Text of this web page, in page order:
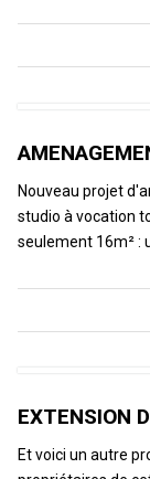
Nouveau projet
studio à vocation
seulement 16m² :
EXTENSION
Et voici un autre